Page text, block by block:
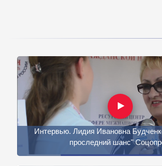
Интервью. Лидия Ивановна
проследний шанс"